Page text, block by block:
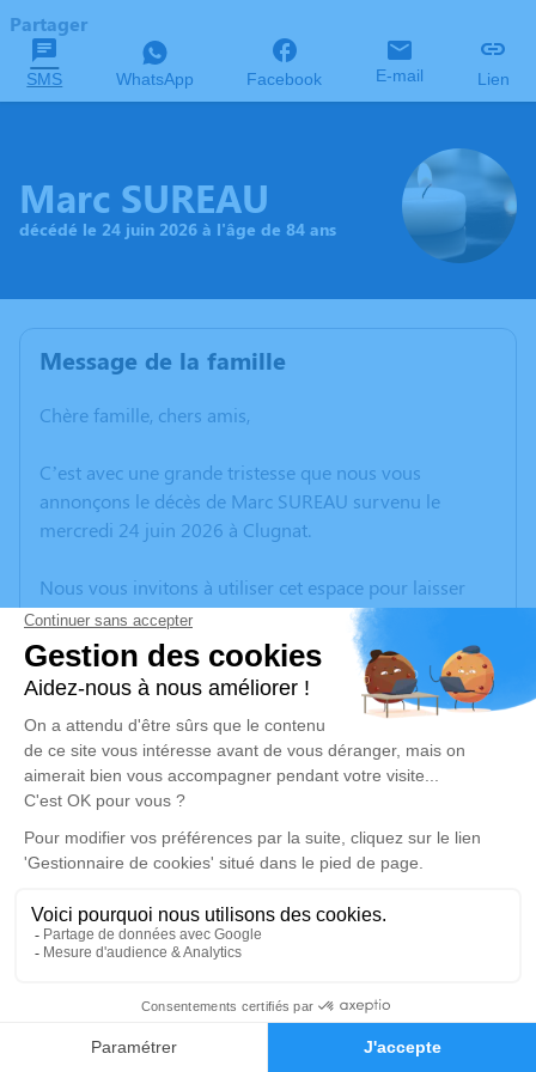
Faire-part Hommages
Partager
SMS WhatsApp Facebook E-mail Lien
Marc SUREAU
décédé le 24 juin 2026 à l'âge de 84 ans
Message de la famille
Chère famille, chers amis,
C’est avec une grande tristesse que nous vous
annonçons le décès de Marc SUREAU survenu le
mercredi 24 juin 2026 à Clugnat.
Nous vous invitons à utiliser cet espace pour laisser
vos condoléances, partager des photos souvenirs, une
anecdote ou exprimer vos pensées à travers des
poèmes ou des textes. Cet endroit est un lieu
d'expression dédié à honorer la mémoire de Marc
SUREAU.
Un service de plantation d’arbre hommage est
disponible ici.
Je rends hommage
Cérémonie religieuse
Église de Clugnat
23270 Clugnat